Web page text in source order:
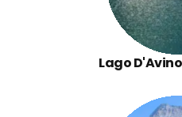
Lago